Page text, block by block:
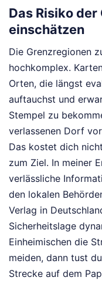
Das Risiko
einschätzen
Die Grenzregionen
hochkomplex.
Orten, die längst
auftauchst und
Stempel zu
verlassenen Dorf
Das kostet dich
zum Ziel. In meiner
verlässliche
den lokalen
Verlag in
Sicherheitslage
Einheimischen die
meiden, dann tust
Strecke auf dem